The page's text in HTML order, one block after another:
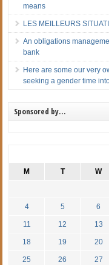
means
LES MEILLEURS
An obligations
bank
Here are some our very
seeking a gender time
Sponsored by…
M T W
4 5 6
11 12 13
18 19 20
25 26 27